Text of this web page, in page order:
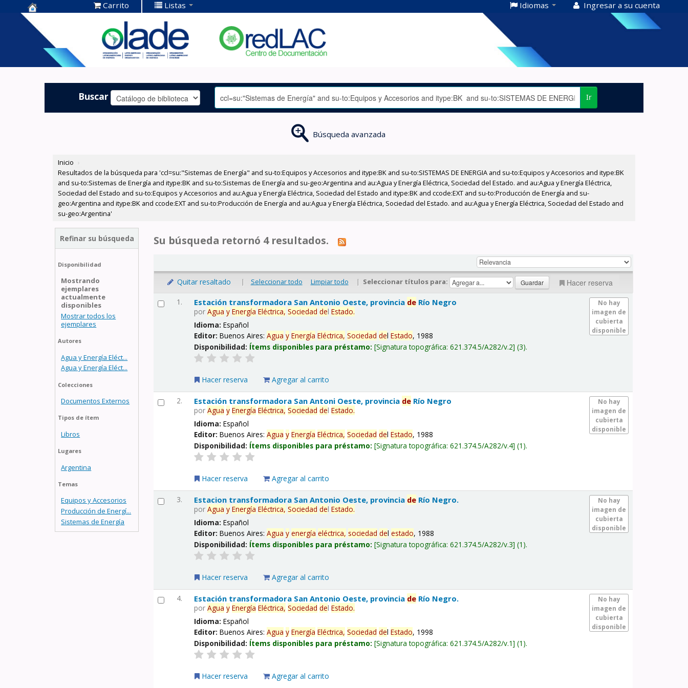
Centro de
Documentación
OLADE -
Carrito Listas Idiomas Ingresar a su cuenta
Buscar Ir
Búsqueda avanzada
Inicio ›
Resultados de la búsqueda para 'ccl=su:"Sistemas de Energía" and su-to:Equipos y Accesorios and itype:BK and su-to:SISTEMAS DE ENERGIA and su-to:Equipos y Accesorios and itype:BK
and su-to:Sistemas de Energía and itype:BK and su-to:Sistemas de Energía and su-geo:Argentina and au:Agua y Energía Eléctrica, Sociedad del Estado. and au:Agua y Energía Eléctrica,
Sociedad del Estado and su-to:Equipos y Accesorios and au:Agua y Energía Eléctrica, Sociedad del Estado and itype:BK and ccode:EXT and su-to:Producción de Energía and su-
geo:Argentina and itype:BK and ccode:EXT and su-to:Producción de Energía and au:Agua y Energía Eléctrica, Sociedad del Estado. and au:Agua y Energía Eléctrica, Sociedad del Estado and
su-geo:Argentina'
Refinar su búsqueda
Disponibilidad
Mostrando
ejemplares
actualmente
disponibles
Mostrar todos los
ejemplares
Autores
Agua y Energía Eléct...
Agua y Energía Eléct...
Colecciones
Documentos Externos
Tipos de ítem
Libros
Lugares
Argentina
Temas
Equipos y Accesorios
Producción de Energí...
Sistemas de Energía
Su búsqueda retornó 4 resultados.
Quitar resaltado | Seleccionar todo Limpiar todo | Seleccionar títulos para: Hacer reserva
1.
No hay
imagen de
cubierta
disponible
Estación transformadora San Antonio Oeste, provincia de Río Negro
porAgua y Energía Eléctrica, Sociedad delEstado.
Idioma:Español
Editor:Buenos Aires:Agua y Energía Eléctrica, Sociedad delEstado, 1988
Disponibilidad: Ítems disponibles para préstamo: Signatura topográfica:621.374.5/A282/v.2 (3).
Hacer reserva Agregar al carrito
2.
No hay
imagen de
cubierta
disponible
Estación transformadora San Antoni Oeste, provincia de Río Negro
porAgua y Energía Eléctrica, Sociedad delEstado.
Idioma:Español
Editor:Buenos Aires:Agua y Energía Eléctrica, Sociedad delEstado, 1988
Disponibilidad: Ítems disponibles para préstamo: Signatura topográfica:621.374.5/A282/v.4 (1).
Hacer reserva Agregar al carrito
3.
No hay
imagen de
cubierta
disponible
Estacion transformadora San Antonio Oeste, provincia de Río Negro.
porAgua y Energía Eléctrica, Sociedad delEstado.
Idioma:Español
Editor:Buenos Aires:Agua y energía eléctrica, sociedad delestado, 1988
Disponibilidad: Ítems disponibles para préstamo: Signatura topográfica:621.374.5/A282/v.3 (1).
Hacer reserva Agregar al carrito
4.
No hay
imagen de
cubierta
disponible
Estación transformadora San Antonio Oeste, provincia de Río Negro.
porAgua y Energía Eléctrica, Sociedad delEstado.
Idioma:Español
Editor:Buenos Aires:Agua y Energía Eléctrica, Sociedad delEstado, 1998
Disponibilidad: Ítems disponibles para préstamo: Signatura topográfica:621.374.5/A282/v.1 (1).
Hacer reserva Agregar al carrito